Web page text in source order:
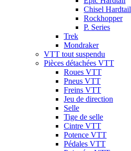
Chisel Hardtail
Rockhopper
P. Series
Trek
Mondraker
VTT tout suspendu
Pièces détachées VTT
Roues VTT
Pneus VTT
Freins VTT
Jeu de direction
Selle
Tige de selle
Cintre VTT
Potence VTT
Pédales VTT